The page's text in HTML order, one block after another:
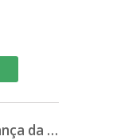
Segurança da Informação